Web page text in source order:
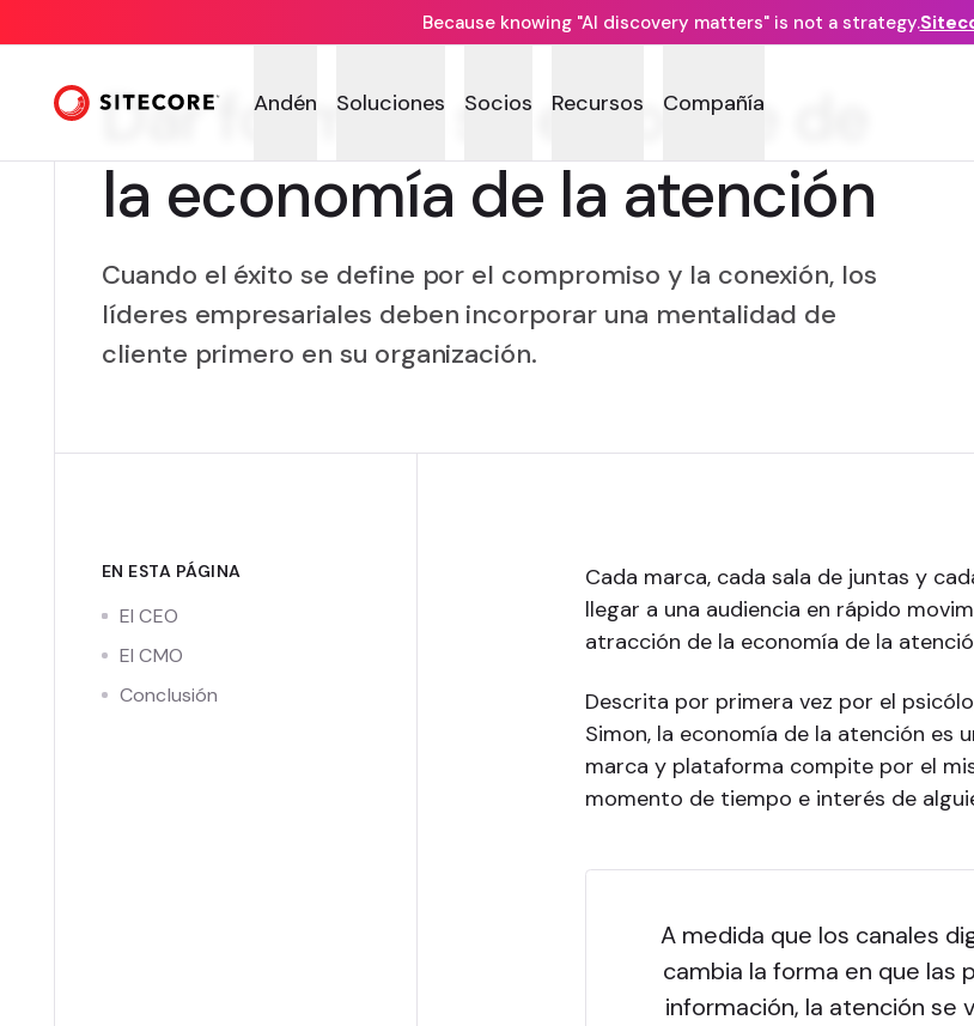
Because knowing "AI discovery matters" is not a strategy.
Andén Soluciones Socios Recursos Compañía
Dar forma a su enfoque de
la economía de la atención
Cuando el éxito se define por el compromiso y la conexión, los
líderes empresariales deben incorporar una mentalidad de
cliente primero en su organización.
EN ESTA PÁGINA
El CEO
El CMO
Conclusión
Cada marca, cada sala de juntas y
llegar a una audiencia en rápido
atracción de la economía de la
Descrita por primera vez por el
Simon, la economía de la atención es
marca y plataforma compite por el
momento de tiempo e interés de
A medida que los canales
cambia la forma en que las
información, la atención se